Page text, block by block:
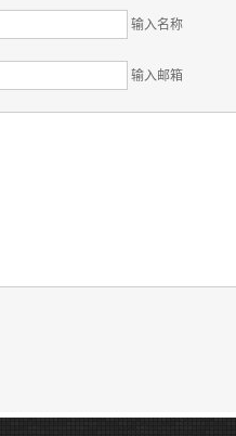
输入名称
输入邮箱